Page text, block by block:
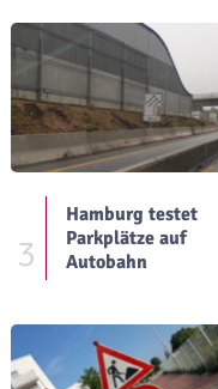
3
Hamburg testet
Parkplätze auf
Autobahn